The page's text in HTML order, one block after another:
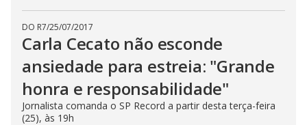
DO R7/25/07/2017
Carla Cecato não esconde
ansiedade para estreia: "Grande
honra e responsabilidade"
Jornalista comanda o SP Record a partir desta terça-feira
(25), às 19h